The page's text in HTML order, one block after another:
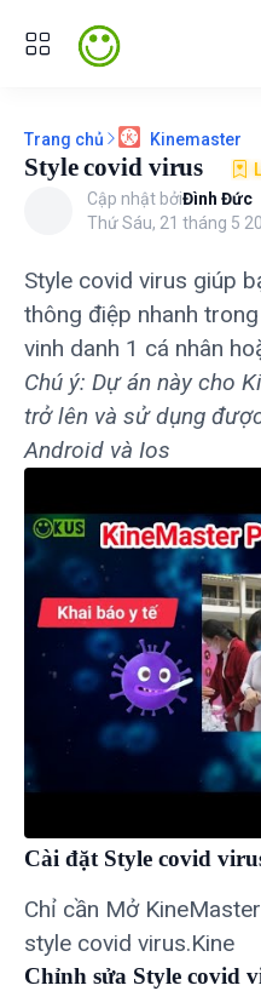
Trang chủ Kinemaster
Style covid virus
Cập nhật bởiĐình Đức
Thứ Sáu, 21 tháng 5
Style covid virus giúp
thông điệp nhanh
vinh danh 1 cá nhân
Chú ý: Dự án này cho
trở lên và sử dụng
Android và Ios
Cài đặt Style covid
Chỉ cần Mở
style covid virus.Kine
Chỉnh sửa Style covid